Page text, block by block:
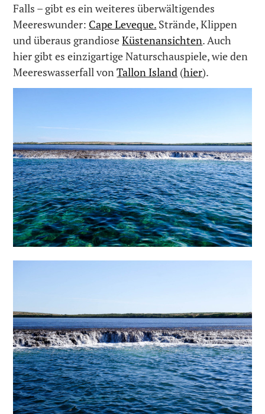
Falls – gibt es ein weiteres überwältigendes
Meereswunder: Cape Leveque. Strände, Klippen
und überaus grandioseKüstenansichten. Auch
hier gibt es einzigartige Naturschauspiele, wie den
Meereswasserfall vonTallon Island (hier).